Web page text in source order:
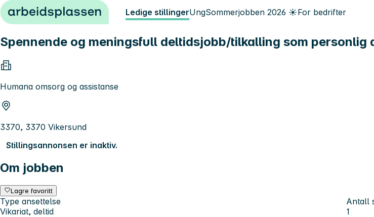
Hopp til innhold Ledige stillingerUngSommerjobben 2026 ☀️For bedrifter
Spennende og meningsfull deltidsjobb/tilkalling som personlig
Humana omsorg og assistanse
3370, 3370 Vikersund
Stillingsannonsen er inaktiv.
Om jobben
Lagre favoritt
Type ansettelse
Vikariat, deltid
Antall
1